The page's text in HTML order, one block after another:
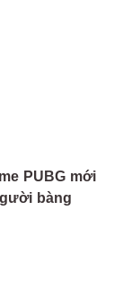
PUBG mới
bàng